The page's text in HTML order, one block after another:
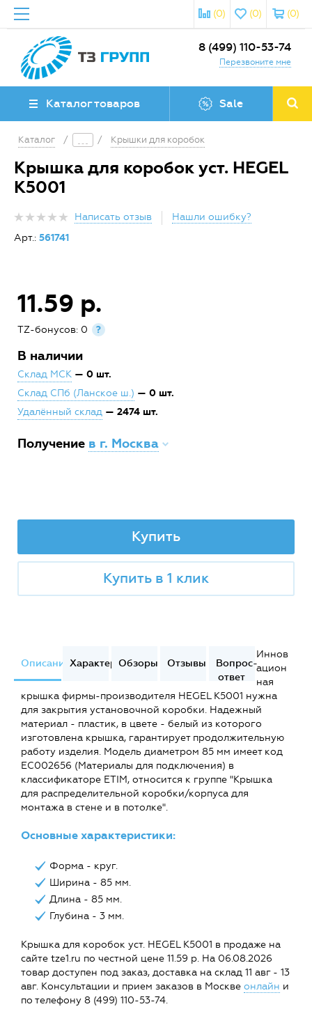
(0)
(0)
(0)
8 (499) 110-53-74
Перезвоните мне
Каталог товаров Sale
Каталог / / Крышки для коробок
Крышка для коробок уст. HEGEL
К5001
Написать отзыв
Нашли ошибку?
Арт.: 561741
11.59 р.
TZ-бонусов: 0 ?
В наличии
Склад МСК — 0 шт.
Склад СПб (Ланское ш.) — 0 шт.
Удалённый склад — 2474 шт.
Получение в г. Москва
Купить
Купить в 1 клик
ОписаниеХарактеристики
Обзоры Отзывы
Вопрос-
ответ
Иннов
ацион
ная
крышка фирмы-производителя HEGEL К5001 нужна
для закрытия установочной коробки. Надежный
материал - пластик, в цвете - белый из которого
изготовлена крышка, гарантирует продолжительную
работу изделия. Модель диаметром 85 мм имеет код
EC002656 (Материалы для подключения) в
классификаторе ETIM, относится к группе "Крышка
для распределительной коробки/корпуса для
монтажа в стене и в потолке".
Основные характеристики:
Форма - круг.
Ширина - 85 мм.
Длина - 85 мм.
Глубина - 3 мм.
Крышка для коробок уст. HEGEL К5001 в продаже на
сайте tze1.ru по честной цене 11.59 р. На 06.08.2026
товар доступен под заказ, доставка на склад 11 авг - 13
авг. Консультации и прием заказов в Москве онлайн и
по телефону 8 (499) 110-53-74.